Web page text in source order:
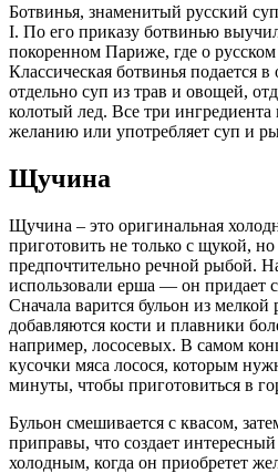
Ботвинья, знаменитый русский
I. По его приказу ботвинью
покоренном Париже, где о русском
Классическая ботвинья подается
отдельно суп из трав и овощей,
колотый лед. Все три
желанию или употребляет суп и
Щучина
Щучина – это оригинальная
приготовить не только с щукой,
предпочтительно речной рыбой.
использовали ерша — он придает
Сначала варится бульон из
добавляются кости и плавники
например, лососевых. В самом
кусочки мяса лосося, которым
минуты, чтобы приготовиться в
Бульон смешивается с квасом,
приправы, что создает
холодным, когда он приобретет